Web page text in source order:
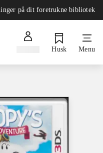
på dit foretrukne bibliotek
Husk Menu